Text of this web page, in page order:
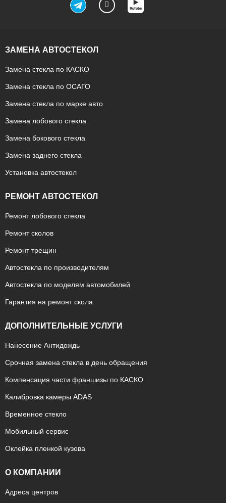
ЗАМЕНА АВТОСТЕКОЛ
Замена стекла по КАСКО
Замена стекла по ОСАГО
Замена стекла по марке авто
Замена лобового стекла
Замена бокового стекла
Замена заднего стекла
Установка автостекол
РЕМОНТ АВТОСТЕКОЛ
Ремонт лобового стекла
Ремонт сколов
Ремонт трещин
Автостекла по производителям
Автостекла по моделям автомобилей
Гарантия на ремонт скола
ДОПОЛНИТЕЛЬНЫЕ УСЛУГИ
Нанесение Антидождь
Срочная замена стекла в день обращения
Компенсация части франшизы по КАСКО
Калибровка камеры ADAS
Временное стекло
Мобильный сервис
Оклейка пленкой кузова
О КОМПАНИИ
Адреса центров